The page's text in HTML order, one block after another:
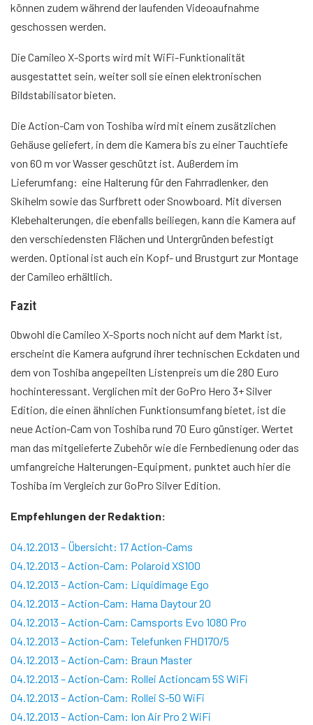
können zudem während der laufenden Videoaufnahme
geschossen werden.
Die Camileo X-Sports wird mit WiFi-Funktionalität
ausgestattet sein, weiter soll sie einen elektronischen
Bildstabilisator bieten.
Die Action-Cam von Toshiba wird mit einem zusätzlichen
Gehäuse geliefert, in dem die Kamera bis zu einer Tauchtiefe
von 60 m vor Wasser geschützt ist. Außerdem im
Lieferumfang: eine Halterung für den Fahrradlenker, den
Skihelm sowie das Surfbrett oder Snowboard. Mit diversen
Klebehalterungen, die ebenfalls beiliegen, kann die Kamera auf
den verschiedensten Flächen und Untergründen befestigt
werden. Optional ist auch ein Kopf- und Brustgurt zur Montage
der Camileo erhältlich.
Fazit
Obwohl die Camileo X-Sports noch nicht auf dem Markt ist,
erscheint die Kamera aufgrund ihrer technischen Eckdaten und
dem von Toshiba angepeilten Listenpreis um die 280 Euro
hochinteressant. Verglichen mit der GoPro Hero 3+ Silver
Edition, die einen ähnlichen Funktionsumfang bietet, ist die
neue Action-Cam von Toshiba rund 70 Euro günstiger. Wertet
man das mitgelieferte Zubehör wie die Fernbedienung oder das
umfangreiche Halterungen-Equipment, punktet auch hier die
Toshiba im Vergleich zur GoPro Silver Edition.
Empfehlungen der Redaktion:
04.12.2013 – Übersicht: 17 Action-Cams
04.12.2013 – Action-Cam: Polaroid XS100
04.12.2013 – Action-Cam: Liquidimage Ego
04.12.2013 – Action-Cam: Hama Daytour 20
04.12.2013 – Action-Cam: Camsports Evo 1080 Pro
04.12.2013 – Action-Cam: Telefunken FHD170/5
04.12.2013 – Action-Cam: Braun Master
04.12.2013 – Action-Cam: Rollei Actioncam 5S WiFi
04.12.2013 – Action-Cam: Rollei S-50 WiFi
04.12.2013 – Action-Cam: Ion Air Pro 2 WiFi